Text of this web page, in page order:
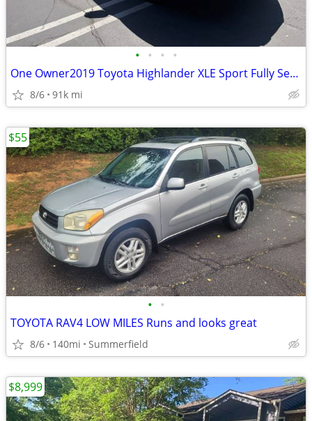
• • • •
One Owner2019 Toyota Highlander XLE Sport Fully Serviced
8/6 91k mi
• •
TOYOTA RAV4 LOW MILES Runs and looks great
8/6 140mi Summerfield
$55
$8,999